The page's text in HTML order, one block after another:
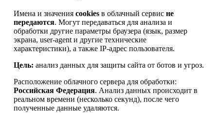
Имена и значения cookies в облачный сервис не
передаются. Могут передаваться для анализа и
обработки другие параметры браузера (язык, размер
экрана, user-agent и другие технические
характеристики), а также IP-адрес пользователя.
Цель: анализ данных для защиты сайта от ботов и угроз.
Расположение облачного сервера для обработки:
Российская Федерация. Анализ данных происходит в
реальном времени (несколько секунд), после чего
полученные данные удаляются.